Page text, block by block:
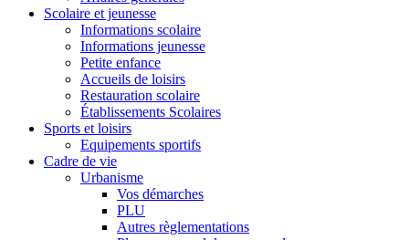
Scolaire et jeunesse
Informations scolaire
Informations jeunesse
Petite enfance
Accueils de loisirs
Restauration scolaire
Établissements Scolaires
Sports et loisirs
Equipements sportifs
Cadre de vie
Urbanisme
Vos démarches
PLU
Autres règlementations